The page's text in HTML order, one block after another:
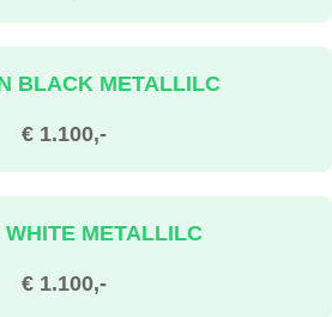
€ 1.100,-
BLACK METALLILC
€ 1.100,-
METALLILC